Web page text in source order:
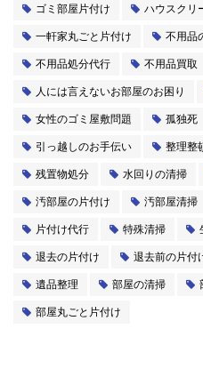
ゴミ部屋片付け
ハウスクリ
一軒家丸ごと片付け
不用品
不用品処分代行
不用品買取
人には言えないお部屋のお困り
女性のゴミ屋敷問題
孤独死
引っ越しのお手伝い
整理整
残置物処分
水回りの清掃
汚部屋の片付け
汚部屋清掃
片付け代行
特殊清掃
退去の片付け
退去前の片付
遺品整理
部屋の清掃
部屋丸ごと片付け